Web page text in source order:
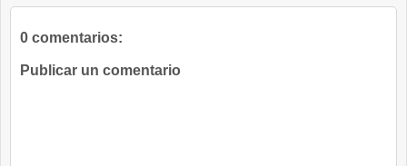
0 comentarios:
Publicar un comentario